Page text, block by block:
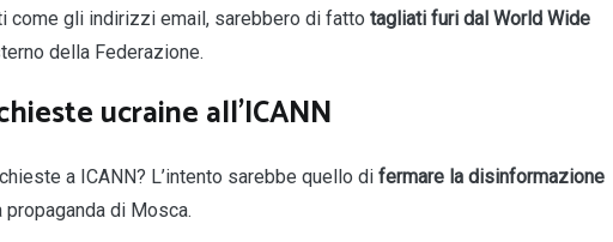
come gli indirizzi email, sarebbero di fatto tagliati furi dal World Wide
della Federazione.
ucraine all’ICANN
a ICANN? L’intento sarebbe quello di fermare la disinformazione
propaganda di Mosca.